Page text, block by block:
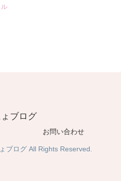
ブログ
お問い合わせ
ブログ All Rights Reserved.